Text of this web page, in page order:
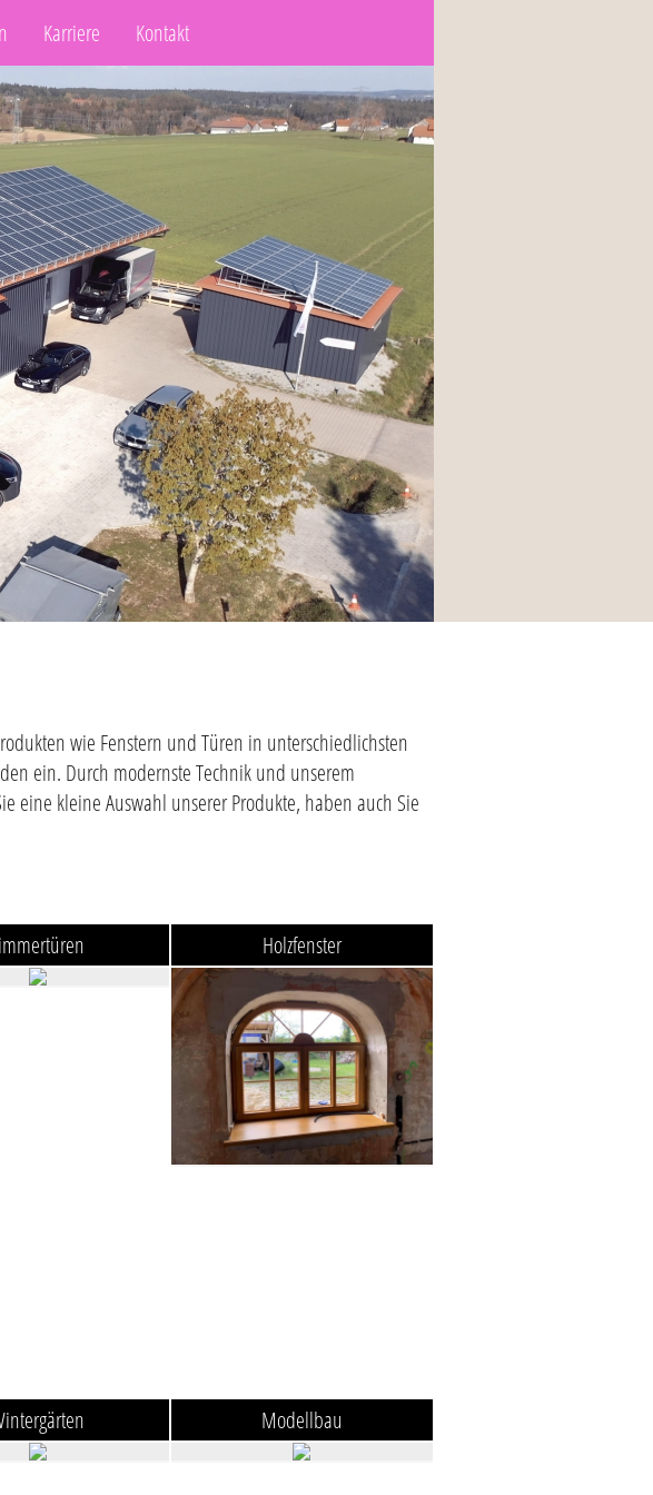
Karriere Kontakt
wie Fenstern und Türen in unterschiedlichsten
ein. Durch modernste Technik und unserem
eine kleine Auswahl unserer Produkte, haben auch Sie
Holzfenster
Modellbau